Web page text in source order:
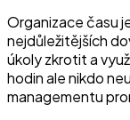
Organizace času
nejdůležitějších
úkoly zkrotit a
hodin ale nikdo
managementu